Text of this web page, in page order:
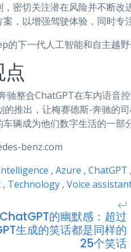
密切关注潜在风险并不断
，以增强驾驶体验，同时专
的下一代人工智能和自主越
驰整合ChatGPT在车内语音
推出，让梅赛德斯-奔驰的
辆成为他们数字生活的一部分
benz.com
, Azure , ChatGPT ,
, Technology , Voice
的幽默感：超过
生成的笑话都是同样的
25个笑话